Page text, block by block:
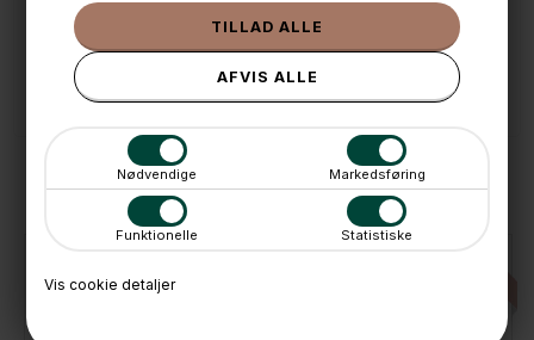
Nødvendige Markedsføring
Funktionelle Statistiske
Vis cookie detaljer
💳 Betal med
📱 Kundeservice 50446800 (9-12)
Kundeservice mail@boxdelux.dk(24/7)
ANDRE IDÉER